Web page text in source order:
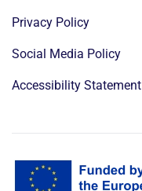
Privacy Policy
Social Media Policy
Accessibility Statement